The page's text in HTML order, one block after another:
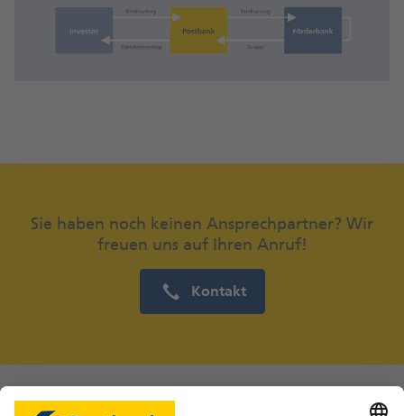
Sie haben noch keinen Ansprechpartner? Wir
freuen uns auf Ihren Anruf!
Kontakt